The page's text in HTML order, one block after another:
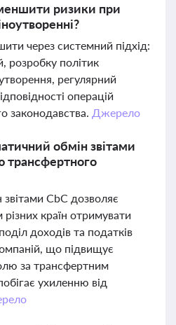
ризики при
через системний підхід:
розробку політик
регулярний
операцій
законодавства. Джерело
обмін звітами
трансфертного
CbC дозволяє
країн отримувати
доходів та податків
що підвищує
за трансфертним
ухиленню від